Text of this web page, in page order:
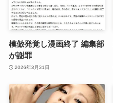
模倣発覚し漫画終了 編集部
が謝罪
2026年3月31日